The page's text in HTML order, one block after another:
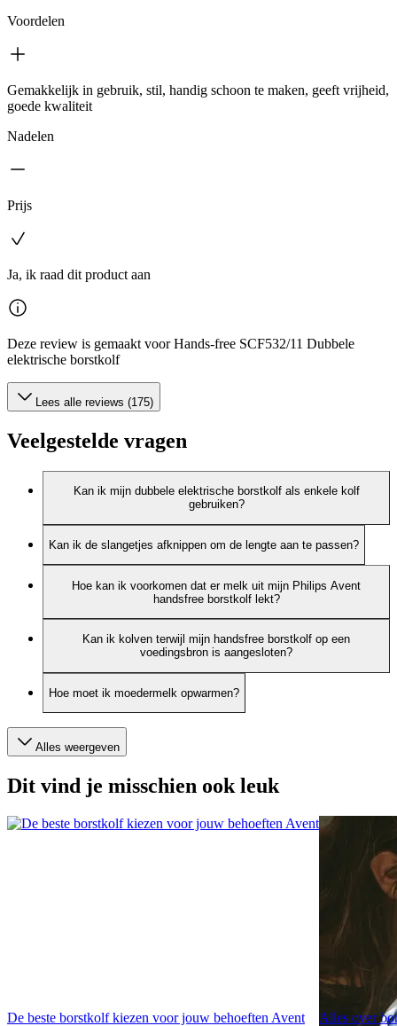
Voordelen
Gemakkelijk in gebruik, stil, handig schoon te maken, geeft vrijheid,
goede kwaliteit
Nadelen
Prijs
Ja, ik raad dit product aan
Deze review is gemaakt voor Hands-free SCF532/11 Dubbele
elektrische borstkolf
Lees alle reviews (175)
Veelgestelde vragen
Kan ik mijn dubbele elektrische borstkolf als enkele kolf
gebruiken?
Kan ik de slangetjes afknippen om de lengte aan te passen?
Hoe kan ik voorkomen dat er melk uit mijn Philips Avent
handsfree borstkolf lekt?
Kan ik kolven terwijl mijn handsfree borstkolf op een
voedingsbron is aangesloten?
Hoe moet ik moedermelk opwarmen?
Alles weergeven
Dit vind je misschien ook leuk
De beste borstkolf kiezen voor jouw behoeften Avent Alles over